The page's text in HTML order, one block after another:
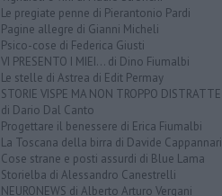
Le pregiate penne di Pierantonio Pardi
Pagine allegre di Gianni Micheli
Psico-cose di Federica Giusti
VI PRESENTO I MIEI... di Dino Fiumalbi
Le stelle di Astrea di Edit Permay
STORIE VISPE MA NON TROPPO DISTRATTE
di Dario Dal Canto
Progettare il benessere di Erica Fiumalbi
La Toscana della birra di Davide Cappannari
Cose strane e posti assurdi di Blue Lama
Storielba di Alessandro Canestrelli
NEURONEWS di Alberto Arturo Vergani